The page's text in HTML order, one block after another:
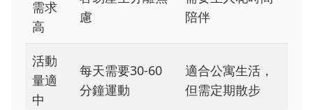
需求
高
慮
陪伴
活動
量適
中
每天需要30-60
分鐘運動
適合公寓生活，
但需定期散步